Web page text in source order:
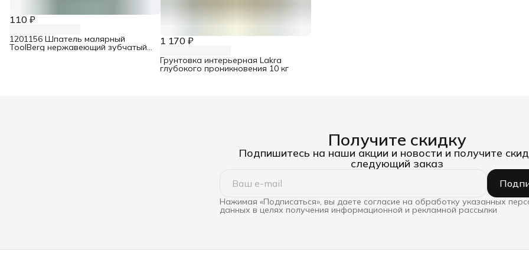
110 ₽
1201156 Шпатель малярный
ToolBerg нержавеющий зубчатый
1 170 ₽
Грунтовка интерьерная Lakra
глубокого проникновения 10 кг
Получите скидку
Подпишитесь на наши акции и новости и получите
следующий заказ
Нажимая «Подписаться», вы даете согласие на обработку указанных
данных в целях получения информационной и рекламной рассылки